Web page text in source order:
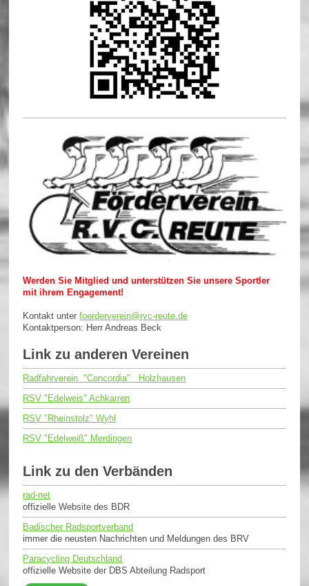
Werden Sie Mitglied und unterstützen Sie unsere Sportler
mit ihrem Engagement!
Kontakt unterfoerderverein@rvc-reute.de
Kontaktperson: Herr Andreas Beck
Link zu anderen Vereinen
Radfahrverein "Concordia" Holzhausen
RSV "Edelweis" Achkarren
RSV "Rheinstolz" Wyhl
RSV "Edelweiß" Merdingen
Link zu den Verbänden
rad-net
offizielle Website des BDR
Badischer Radsportverband
immer die neusten Nachrichten und Meldungen des BRV
Paracycling Deutschland
offizielle Website der DBS Abteilung Radsport